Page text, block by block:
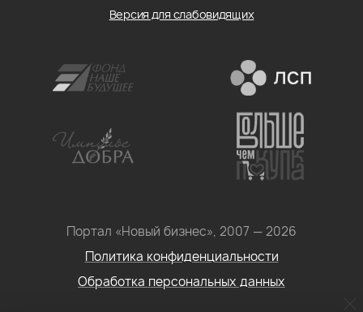
Портал «Новый бизнес», 2007 — 2026
Политика конфиденциальности
Обработка персональных данных
Версия для слабовидящих